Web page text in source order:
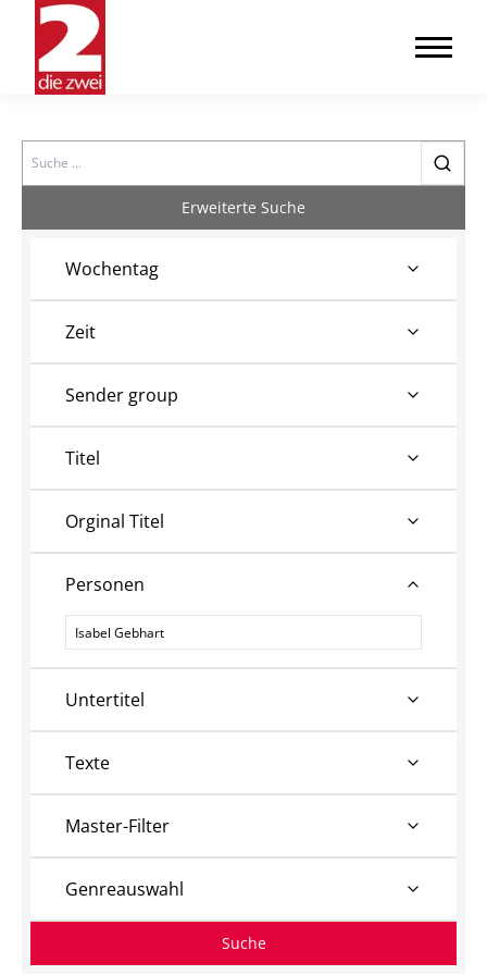
Search
Erweiterte Suche
Wochentag
Zeit
Sender group
Titel
Orginal Titel
Personen
Personen
Untertitel
Texte
Master-Filter
Genreauswahl
Suche